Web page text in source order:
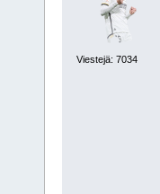
Viestejä: 7034